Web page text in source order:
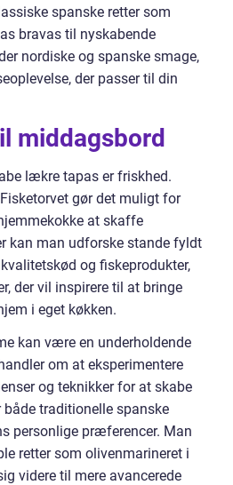
spanske retter som
bravas til nyskabende
nordiske og spanske smage,
der passer til din
middagsbord
lækre tapas er friskhed.
gør det muligt for
at skaffe
kan man udforske stande fyldt
og fiskeprodukter,
der vil inspirere til at bringe
i eget køkken.
kan være en underholdende
om at eksperimentere
og teknikker for at skabe
både traditionelle spanske
personlige præferencer. Man
retter som olivenmarineret i
videre til mere avancerede